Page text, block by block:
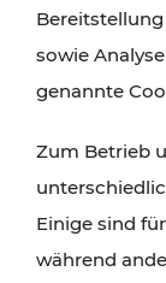
Wien,
Radtouren
Attraktionen
Angeboten
sowie
genannte
Zum Betrieb
Einige sind
während